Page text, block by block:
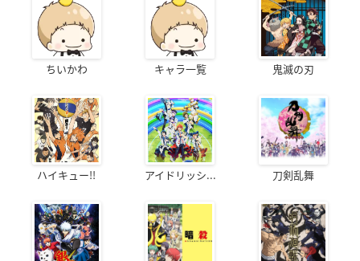
ちいかわ キャラ一覧 鬼滅の刃
ハイキュー!! アイドリッシ... 刀剣乱舞